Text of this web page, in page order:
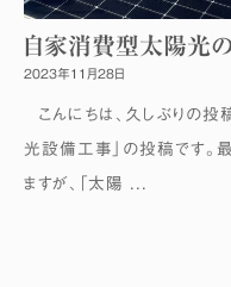
自家消費型太陽光
2023年11月28日
こんにちは、久しぶりの投
光設備工事」の投稿です。
ますが、「太陽 ...